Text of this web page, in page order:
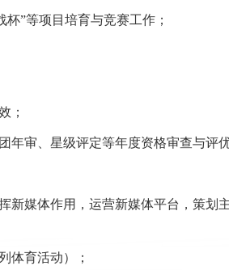
”等项目培育与竞赛工作；
；
审、星级评定等年度资格审查与评
新媒体作用，运营新媒体平台，策划
体育活动）；